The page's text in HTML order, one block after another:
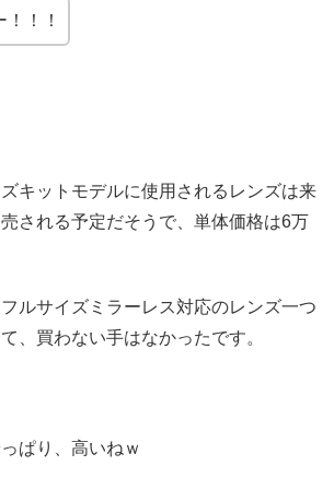
！！
キットモデルに使用されるレンズは来
される予定だそうで、単体価格は6万
ルサイズミラーレス対応のレンズ一つ
、買わない手はなかったです。
ぱり、高いねｗ